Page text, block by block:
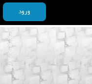
ورود